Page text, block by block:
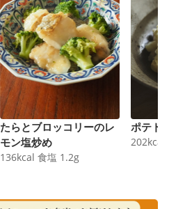
たらとブロッコリーのレ
モン塩炒め
136kcal 食塩 1.2g
ポテト
202kcal